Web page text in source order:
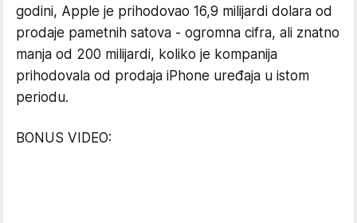
godini, Apple je prihodovao 16,9 milijardi dolara od
prodaje pametnih satova - ogromna cifra, ali znatno
manja od 200 milijardi, koliko je kompanija
prihodovala od prodaja iPhone uređaja u istom
periodu.
BONUS VIDEO: